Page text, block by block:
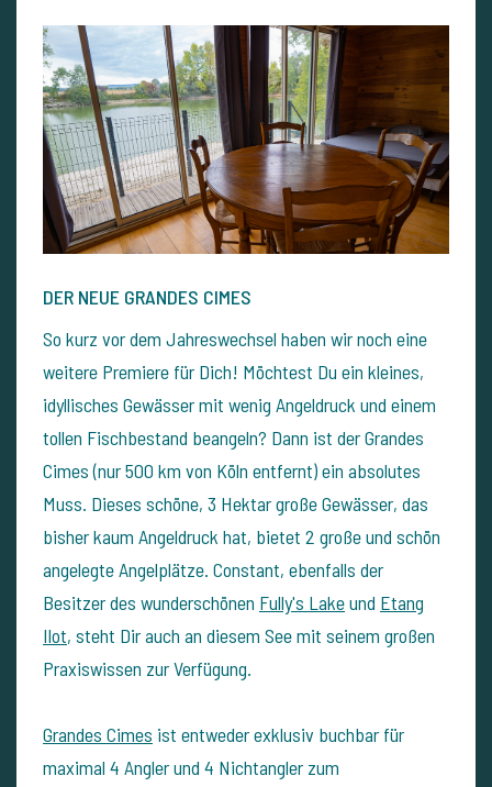
DER NEUE GRANDES CIMES
So kurz vor dem Jahreswechsel haben wir noch eine
weitere Premiere für Dich! Möchtest Du ein kleines,
idyllisches Gewässer mit wenig Angeldruck und einem
tollen Fischbestand beangeln? Dann ist der Grandes
Cimes (nur 500 km von Köln entfernt) ein absolutes
Muss. Dieses schöne, 3 Hektar große Gewässer, das
bisher kaum Angeldruck hat, bietet 2 große und schön
angelegte Angelplätze. Constant, ebenfalls der
Besitzer des wunderschönen Fully's Lakeund Etang
Ilot, steht Dir auch an diesem See mit seinem großen
Praxiswissen zur Verfügung.
Grandes Cimes ist entweder exklusiv buchbar für
maximal 4 Angler und 4 Nichtangler zum